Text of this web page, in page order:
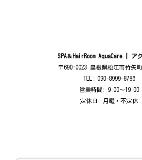
SPA＆HairRoom AquaCare | ア
〒690-0023 島根県松江市竹矢
TEL: 090-8999-8786
営業時間: 9:00〜19:00
定休日: 月曜・不定休